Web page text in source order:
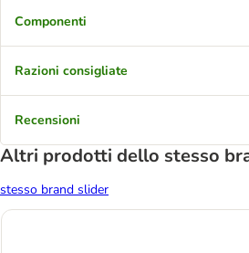
Componenti
Razioni consigliate
Recensioni
Altri prodotti dello stesso
stesso brand slider